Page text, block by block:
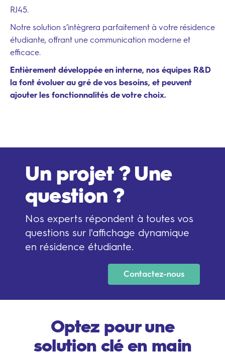
RJ45.
Notre solution s’intègrera parfaitement à votre résidence
étudiante, offrant une communication moderne et
efficace.
Entièrement développée en interne, nos équipes R&D
la font évoluer au gré de vos besoins, et peuvent
ajouter les fonctionnalités de votre choix.
Un projet ? Une
question ?
Nos experts répondent à toutes vos
questions sur l'affichage dynamique
en résidence étudiante.
Contactez-nous
Optez pour une
solution clé en main